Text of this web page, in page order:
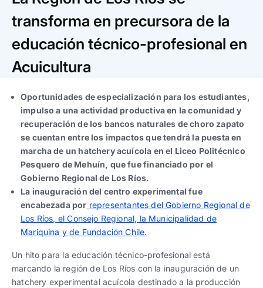
Trabaja con nosotros
Ver todo
Español|English
Ver todas
Ver todas
progresivos de gestión
Ver todos
Español|English
Español English
Español English
transforma en precursora de la
educación técnico-profesional en
Acuicultura
Oportunidades de especialización para los estudiantes,
impulso a una actividad productiva en la comunidad y
recuperación de los bancos naturales de choro zapato
se cuentan entre los impactos que tendrá la puesta en
marcha de un hatchery acuícola en el Liceo Politécnico
Pesquero de Mehuín, que fue financiado por el
Gobierno Regional de Los Ríos.
La inauguración del centro experimental fue
encabezada por representantes del Gobierno Regional de
Los Ríos, el Consejo Regional, la Municipalidad de
Mariquina y de Fundación Chile.
Un hito para la educación técnico-profesional está
marcando la región de Los Ríos con la inauguración de un
hatchery experimental acuícola destinado a la producción